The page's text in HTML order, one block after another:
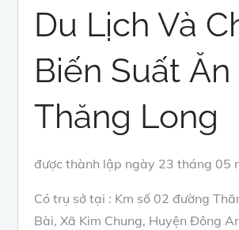
Du Lịch Và
Biến Suất Ăn
Thăng Long
được thành lập ngày 23 tháng 05
Có trụ sở tại : Km số 02 đường
Bài, Xã Kim Chung, Huyện Đông